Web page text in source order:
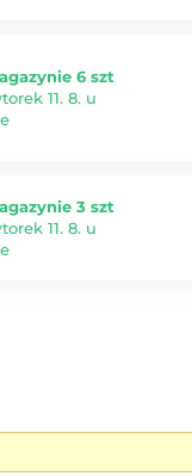
6 szt
11. 8. u
3 szt
11. 8. u